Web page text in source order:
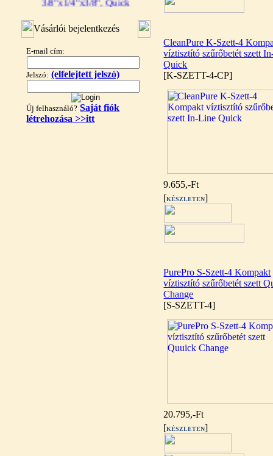
320,-Ft
Vásárlói bejelentkezés
E-mail cím:
Jelszó: (elfelejtett jelszó)
Új felhasználó? Saját fiók
létrehozása >>itt
CleanPure K-Szett-4
víztisztító szűrőbetét szett
Quick
[K-SZETT-4-CP]
9.655,-Ft
[KÉSZLETEN]
PurePro S-Szett-4 Kompakt
víztisztító szűrőbetét szett
Change
[S-SZETT-4]
20.795,-Ft
[KÉSZLETEN]